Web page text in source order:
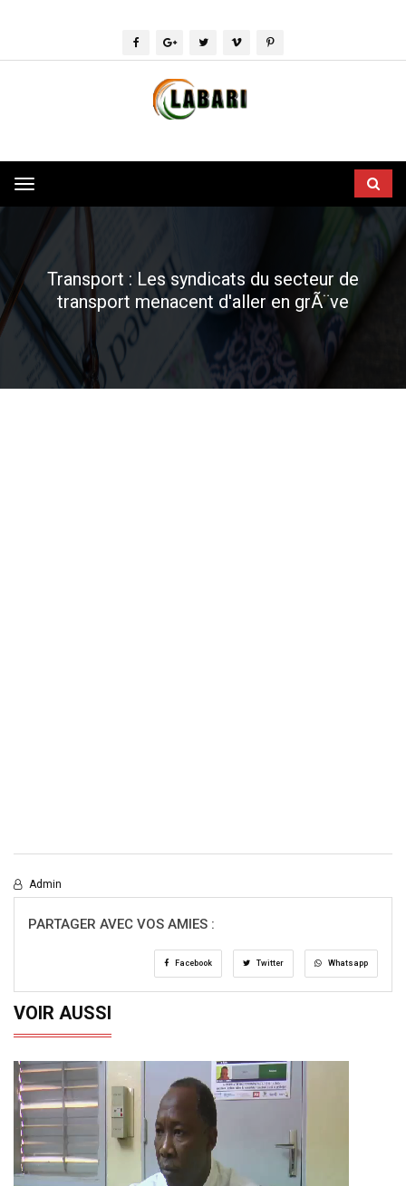
Toggle
navigation
Transport : Les syndicats du secteur de
transport menacent d'aller en grÃ¨ve
Admin
PARTAGER AVEC VOS AMIES :
Facebook Twitter Whatsapp
VOIR AUSSI